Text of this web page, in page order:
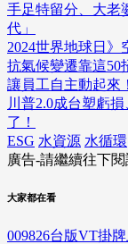
手足特留分、大老
代」
2024世界地球日
抗氣候變遷靠這50
讓員工自主動起來
川普2.0成台塑虧
了！
ESG 水資源 水循環
廣告-請繼續往下
大家都在看
009826台版VT掛